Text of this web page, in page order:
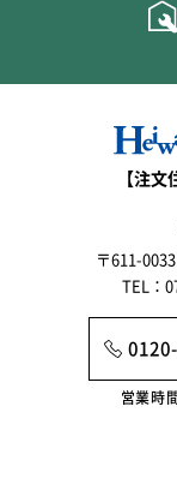
【注
〒611-
TEL：
営業時